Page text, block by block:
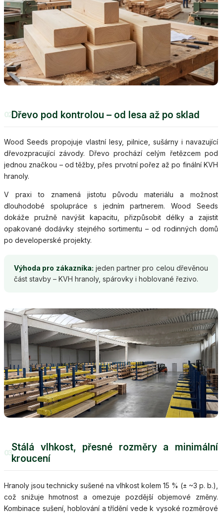
02Dřevo pod kontrolou – od lesa až po sklad
Wood Seeds propojuje vlastní lesy, pilnice, sušárny i navazující
dřevozpracující závody. Dřevo prochází celým řetězcem pod
jednou značkou – od těžby, přes prvotní pořez až po finální KVH
hranoly.
V praxi to znamená jistotu původu materiálu a možnost
dlouhodobé spolupráce s jedním partnerem. Wood Seeds
dokáže pružně navýšit kapacitu, přizpůsobit délky a zajistit
opakované dodávky stejného sortimentu – od rodinných domů
po developerské projekty.
Výhoda pro zákazníka: jeden partner pro celou dřevěnou
část stavby – KVH hranoly, spárovky i hoblované řezivo.
03Stálá vlhkost, přesné rozměry a minimální
kroucení
Hranoly jsou technicky sušené na vlhkost kolem 15 % (± ~3 p. b.),
což snižuje hmotnost a omezuje pozdější objemové změny.
Kombinace sušení, hoblování a třídění vede k vysoké rozměrové